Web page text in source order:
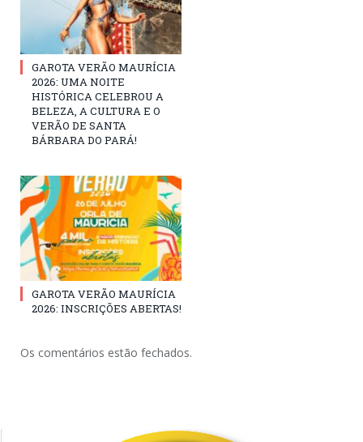
GAROTA VERÃO MAURÍCIA
2026: UMA NOITE
HISTÓRICA CELEBROU A
BELEZA, A CULTURA E O
VERÃO DE SANTA
BÁRBARA DO PARÁ!
GAROTA VERÃO MAURÍCIA
2026: INSCRIÇÕES ABERTAS!
Os comentários estão fechados.